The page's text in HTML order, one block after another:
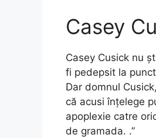
Casey
Casey Cusick nu
fi pedepsit la
Dar domnul
că acusi înțelege
apoplexie catre
de gramada. .”